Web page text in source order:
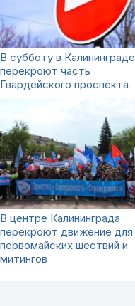
В субботу в Калининграде
перекроют часть
Гвардейского проспекта
В центре Калининграда
перекроют движение для
первомайских шествий и
митингов